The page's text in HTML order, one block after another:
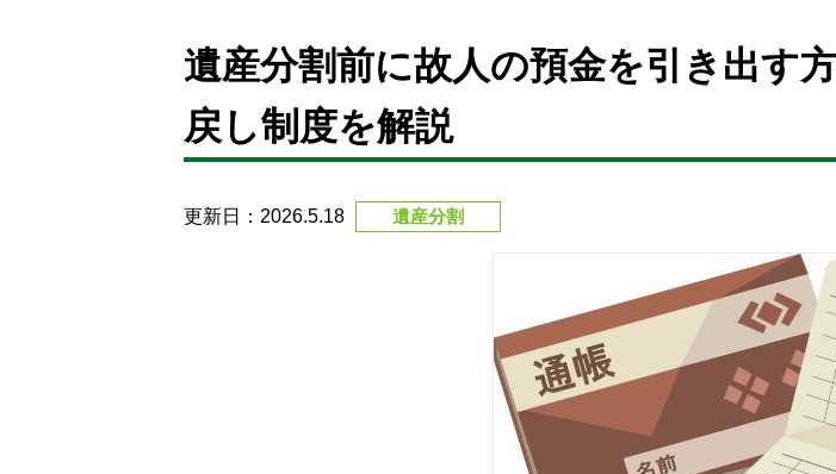
遺産分割前に故人の預金を引き出す
戻し制度を解説
更新日：2026.5.18 遺産分割